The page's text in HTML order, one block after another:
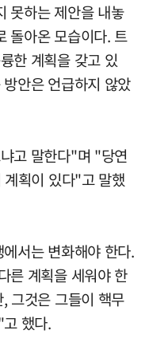
못하는 제안을 내놓
돌아온 모습이다. 트
한 계획을 갖고 있
안은 언급하지 않았
고 말한다"며 "당연
획이 있다"고 말했
서는 변화해야 한다.
른 계획을 세워야 한
그것은 그들이 핵무
했다.